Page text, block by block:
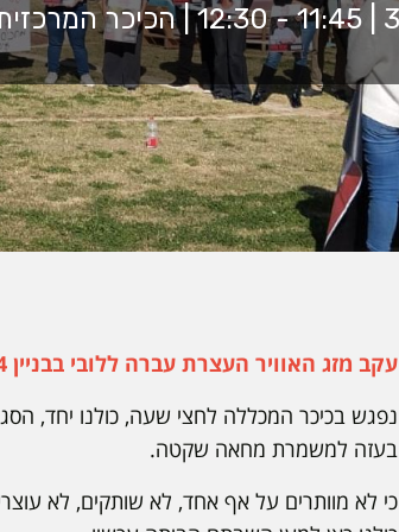
עקב מזג האוויר העצרת עברה ללובי בבניין 4 - בית הסטודנט
נפגש בכיכר המכללה לחצי שעה, כולנו יחד,
בעזה למשמרת מחאה שקטה.
כי לא מוותרים על אף אחד, לא שותקים, לא